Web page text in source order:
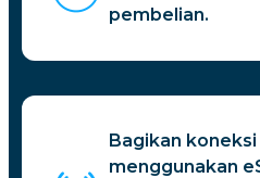
pembelian.
Bagikan
menggunakan